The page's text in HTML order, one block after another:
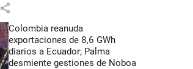
share
Colombia reanuda
exportaciones de 8,6 GWh
diarios a Ecuador; Palma
desmiente gestiones de Noboa